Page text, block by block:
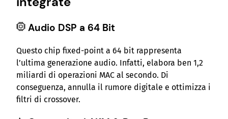
u
d
i
o
6
C
a
Audio DSP a 64 Bit
Questo chip fixed-point a 64 bit rappresenta
l’ultima generazione audio. Infatti, elabora ben 1,2
miliardi di operazioni MAC al secondo. Di
conseguenza, annulla il rumore digitale e ottimizza i
filtri di crossover.